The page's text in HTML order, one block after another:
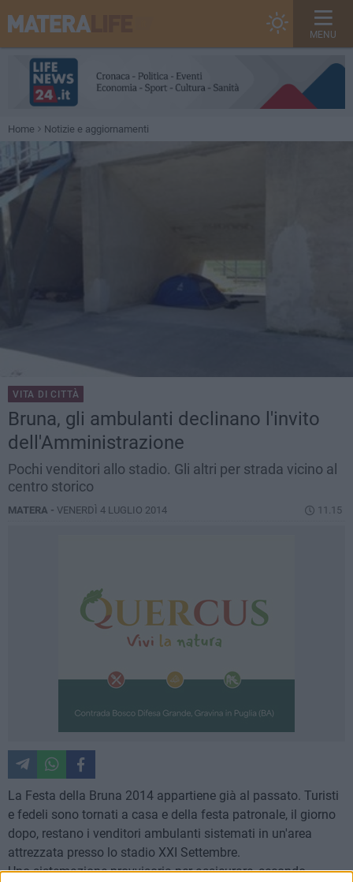
MENU
Home Notizie e aggiornamenti
VITA DI CITTÀ
Bruna, gli ambulanti declinano l'invito
dell'Amministrazione
Pochi venditori allo stadio. Gli altri per strada vicino al
centro storico
MATERA - VENERDÌ 4 LUGLIO 2014 11.15
La Festa della Bruna 2014 appartiene già al passato. Turisti
e fedeli sono tornati a casa e della festa patronale, il giorno
dopo, restano i venditori ambulanti sistemati in un'area
attrezzata presso lo stadio XXI Settembre.
Uno sistemazione provvisoria per assicurare, secondo